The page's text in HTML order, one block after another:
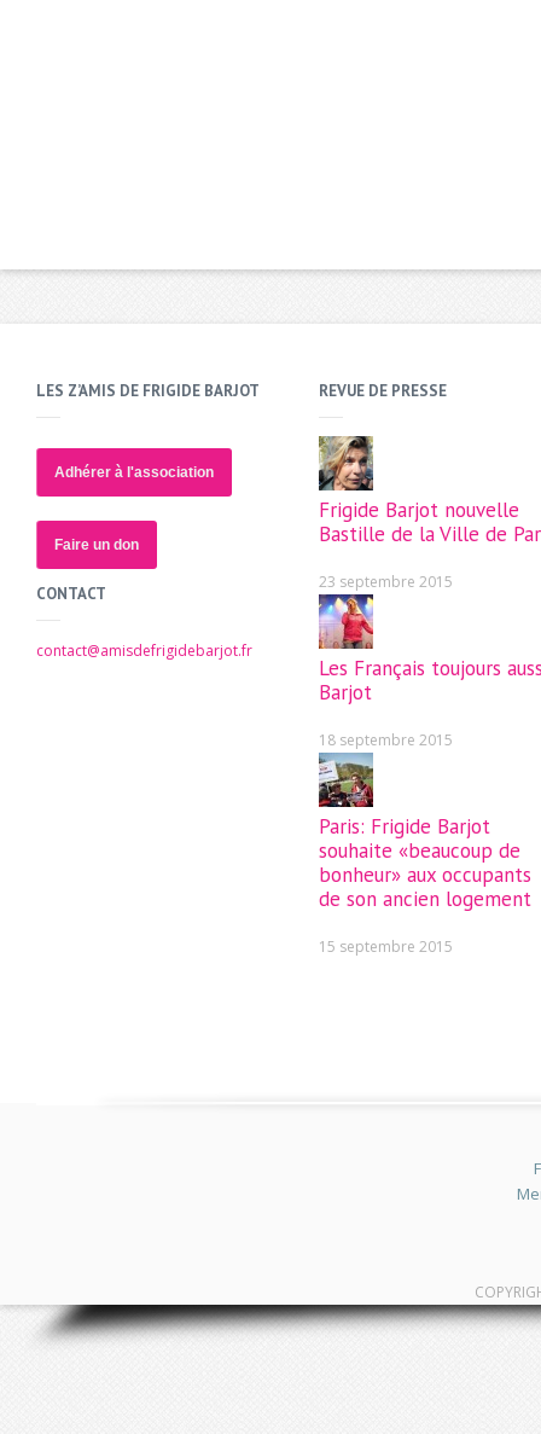
LES Z’AMIS DE FRIGIDE BARJOT
Adhérer à l'association
Faire un don
CONTACT
contact@amisdefrigidebarjot.fr
REVUE DE PRESSE
Frigide Barjot nouvelle
Bastille de la Ville de
23 septembre 2015
Les Français toujours
Barjot
18 septembre 2015
Paris: Frigide Barjot
souhaite «beaucoup de
bonheur» aux occupants
de son ancien logement
15 septembre 2015